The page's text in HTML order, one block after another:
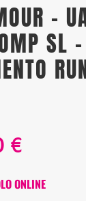
–
SL –
€
ONLINE